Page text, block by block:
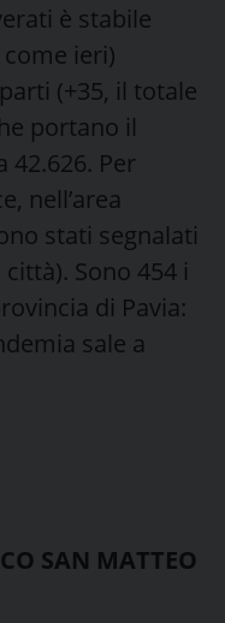
è stabile
ieri)
(+35, il totale
portano il
42.626. Per
nell’area
stati segnalati
Sono 454 i
di Pavia:
sale a
SAN MATTEO